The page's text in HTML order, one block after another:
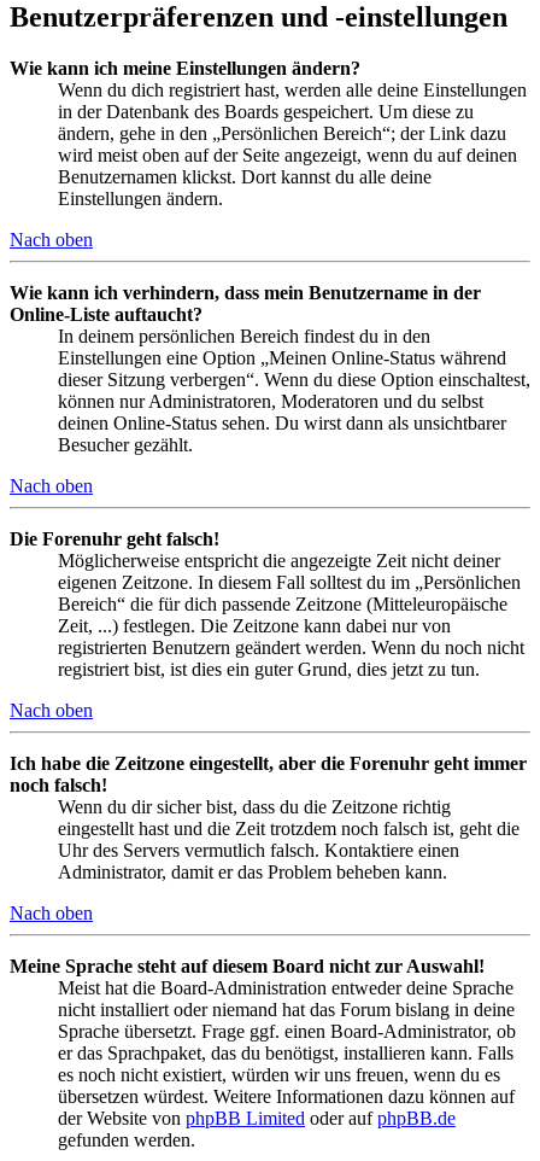
Benutzerpräferenzen und -einstellungen
Wie kann ich meine Einstellungen ändern?
Wenn du dich registriert hast, werden alle deine Einstellungen
in der Datenbank des Boards gespeichert. Um diese zu
ändern, gehe in den „Persönlichen Bereich“; der Link dazu
wird meist oben auf der Seite angezeigt, wenn du auf deinen
Benutzernamen klickst. Dort kannst du alle deine
Einstellungen ändern.
Nach oben
Wie kann ich verhindern, dass mein Benutzername in der
Online-Liste auftaucht?
In deinem persönlichen Bereich findest du in den
Einstellungen eine Option „Meinen Online-Status während
dieser Sitzung verbergen“. Wenn du diese Option einschaltest,
können nur Administratoren, Moderatoren und du selbst
deinen Online-Status sehen. Du wirst dann als unsichtbarer
Besucher gezählt.
Nach oben
Die Forenuhr geht falsch!
Möglicherweise entspricht die angezeigte Zeit nicht deiner
eigenen Zeitzone. In diesem Fall solltest du im „Persönlichen
Bereich“ die für dich passende Zeitzone (Mitteleuropäische
Zeit, ...) festlegen. Die Zeitzone kann dabei nur von
registrierten Benutzern geändert werden. Wenn du noch nicht
registriert bist, ist dies ein guter Grund, dies jetzt zu tun.
Nach oben
Ich habe die Zeitzone eingestellt, aber die Forenuhr geht immer
noch falsch!
Wenn du dir sicher bist, dass du die Zeitzone richtig
eingestellt hast und die Zeit trotzdem noch falsch ist, geht die
Uhr des Servers vermutlich falsch. Kontaktiere einen
Administrator, damit er das Problem beheben kann.
Nach oben
Meine Sprache steht auf diesem Board nicht zur Auswahl!
Meist hat die Board-Administration entweder deine Sprache
nicht installiert oder niemand hat das Forum bislang in deine
Sprache übersetzt. Frage ggf. einen Board-Administrator, ob
er das Sprachpaket, das du benötigst, installieren kann. Falls
es noch nicht existiert, würden wir uns freuen, wenn du es
übersetzen würdest. Weitere Informationen dazu können auf
der Website von phpBB Limited oder aufphpBB.de
gefunden werden.